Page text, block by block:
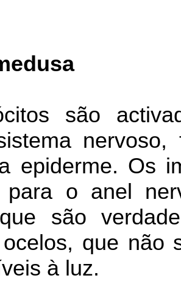
são
epiderme. Os
para o anel
são
que não
à luz.